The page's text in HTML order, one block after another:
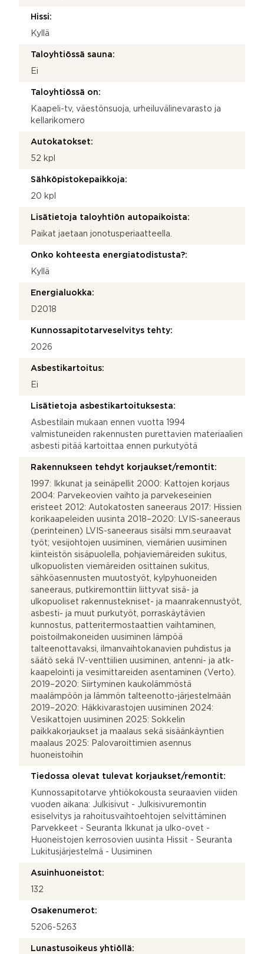
Hissi:
Kyllä
Taloyhtiössä sauna:
Ei
Taloyhtiössä on:
Kaapeli-tv, väestönsuoja, urheiluvälinevarasto ja
kellarikomero
Autokatokset:
52 kpl
Sähköpistokepaikkoja:
20 kpl
Lisätietoja taloyhtiön autopaikoista:
Paikat jaetaan jonotusperiaatteella.
Onko kohteesta energiatodistusta?:
Kyllä
Energialuokka:
D2018
Kunnossapitotarveselvitys tehty:
2026
Asbestikartoitus:
Ei
Lisätietoja asbestikartoituksesta:
Asbestilain mukaan ennen vuotta 1994
valmistuneiden rakennusten purettavien materiaalien
asbesti pitää kartoittaa ennen purkutyötä
Rakennukseen tehdyt korjaukset/remontit:
1997: Ikkunat ja seinäpellit 2000: Kattojen korjaus
2004: Parvekeovien vaihto ja parvekeseinien
eristeet 2012: Autokatosten saneeraus 2017: Hissien
korikaapeleiden uusinta 2018–2020: LVIS-saneeraus
(perinteinen) LVIS-saneeraus sisälsi mm.seuraavat
työt; vesijohtojen uusiminen, viemärien uusiminen
kiinteistön sisäpuolella, pohjaviemäreiden sukitus,
ulkopuolisten viemäreiden osittainen sukitus,
sähköasennusten muutostyöt, kylpyhuoneiden
saneeraus, putkiremonttiin liittyvat sisä- ja
ulkopuoliset rakennustekniset- ja maanrakennustyöt,
asbesti- ja muut purkutyöt, porraskäytävien
kunnostus, patteritermostaattien vaihtaminen,
poistoilmakoneiden uusiminen lämpöä
talteenottavaksi, ilmanvaihtokanavien puhdistus ja
säätö sekä IV-venttiilien uusiminen, antenni- ja atk-
kaapelointi ja vesimittareiden asentaminen (Verto).
2019–2020: Siirtyminen kaukolämmöstä
maalämpöön ja lämmön talteenotto-järjestelmään
2019–2020: Häkkivarastojen uusiminen 2024:
Vesikattojen uusiminen 2025: Sokkelin
paikkakorjaukset ja maalaus sekä sisäänkäyntien
maalaus 2025: Palovaroittimien asennus
huoneistoihin
Tiedossa olevat tulevat korjaukset/remontit:
Kunnossapitotarve yhtiökokousta seuraavien viiden
vuoden aikana: Julkisivut - Julkisivuremontin
esiselvitys ja rahoitusvaihtoehtojen selvittäminen
Parvekkeet - Seuranta Ikkunat ja ulko-ovet -
Huoneistojen kerrosovien uusinta Hissit - Seuranta
Lukitusjärjestelmä - Uusiminen
Asuinhuoneistot:
132
Osakenumerot:
5206-5263
Lunastusoikeus yhtiöllä: